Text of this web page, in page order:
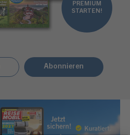
PREMIUM
STARTEN!
Abonnieren